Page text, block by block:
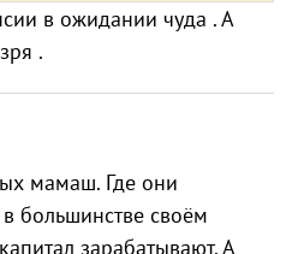
в ожидании чуда . А
.
мамаш. Где они
большинстве своём
зарабатывают. А